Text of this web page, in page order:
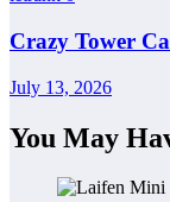
Crazy Tower
July 13, 2026
You May